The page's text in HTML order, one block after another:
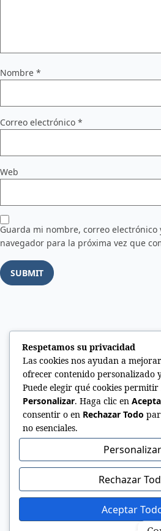
Nombre *
Correo electrónico *
Web
Guarda mi nombre, correo electrónico
navegador para la próxima vez que
Respetamos su privacidad
Las cookies nos ayudan a
ofrecer contenido personalizado
Puede elegir qué cookies
Personalizar. Haga clic en
consentir o en Rechazar Todo
no esenciales.
Personalizar
Rechazar
Aceptar